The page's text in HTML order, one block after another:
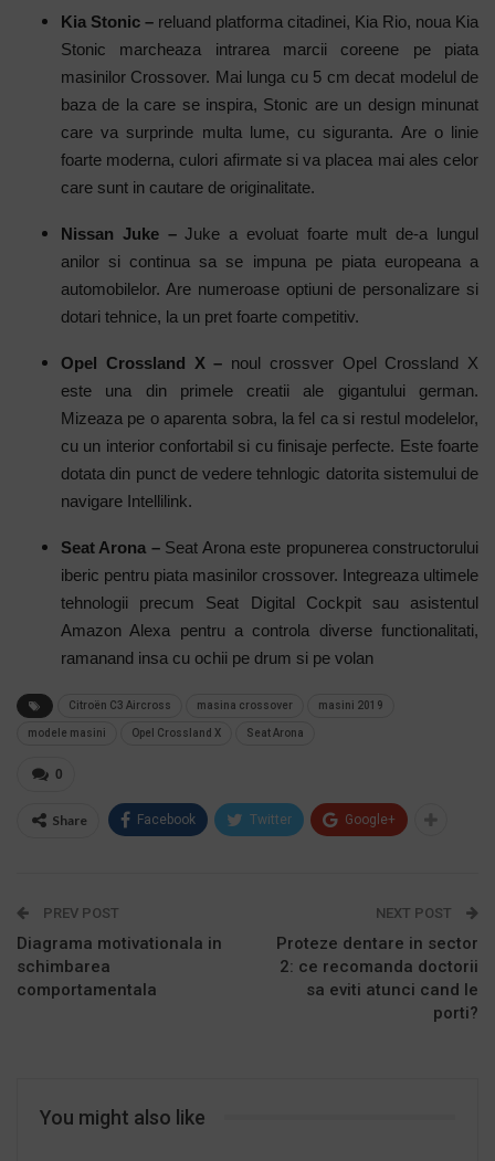
Kia Stonic – reluand platforma citadinei, Kia Rio, noua Kia
Stonic marcheaza intrarea marcii coreene pe piata
masinilor Crossover. Mai lunga cu 5 cm decat modelul de
baza de la care se inspira, Stonic are un design minunat
care va surprinde multa lume, cu siguranta. Are o linie
foarte moderna, culori afirmate si va placea mai ales celor
care sunt in cautare de originalitate.
Nissan Juke –Juke a evoluat foarte mult de-a lungul
anilor si continua sa se impuna pe piata europeana a
automobilelor. Are numeroase optiuni de personalizare si
dotari tehnice, la un pret foarte competitiv.
Opel Crossland X – noul crossver Opel Crossland X
este una din primele creatii ale gigantului german.
Mizeaza pe o aparenta sobra, la fel ca si restul modelelor,
cu un interior confortabil si cu finisaje perfecte. Este foarte
dotata din punct de vedere tehnlogic datorita sistemului de
navigare Intellilink.
Seat Arona – Seat Arona este propunerea constructorului
iberic pentru piata masinilor crossover. Integreaza ultimele
tehnologii precum Seat Digital Cockpit sau asistentul
Amazon Alexa pentru a controla diverse functionalitati,
ramanand insa cu ochii pe drum si pe volan
Citroën C3 Aircross masina crossover masini 2019
modele masini Opel Crossland X Seat Arona
0
Share Facebook Twitter Google+
PREV POST
Diagrama motivationala in
schimbarea
comportamentala
NEXT POST
Proteze dentare in sector
2: ce recomanda doctorii
sa eviti atunci cand le
porti?
You might also like